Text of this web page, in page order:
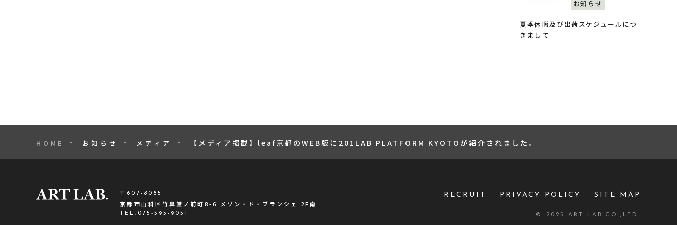
お知らせ
夏季休暇及び出荷スケジュールにつ
きまして
HOME お知らせ メディア 【メディア掲載】leaf京都のWEB版に201LAB PLATFORM KYOTOが紹介されました。
〒607-8085
京都市山科区竹鼻堂ノ前町8-6 メゾン・ド・ブランシェ 2F南
TEL: 075-595-9051
RECRUIT PRIVACY POLICY SITE MAP
© 2025 ART LAB.CO.,LTD.